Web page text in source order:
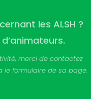
les ALSH ?
merci de contactez
le formulaire de sa page.